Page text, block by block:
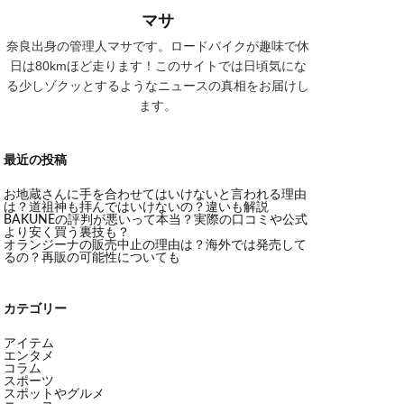
マサ
奈良出身の管理人マサです。ロードバイクが趣味で休
日は80kmほど走ります！このサイトでは日頃気にな
る少しゾクッとするようなニュースの真相をお届けし
ます。
最近の投稿
お地蔵さんに手を合わせてはいけないと言われる理由
は？道祖神も拝んではいけないの？違いも解説
BAKUNEの評判が悪いって本当？実際の口コミや公式
より安く買う裏技も？
オランジーナの販売中止の理由は？海外では発売して
るの？再販の可能性についても
カテゴリー
アイテム
エンタメ
コラム
スポーツ
スポットやグルメ